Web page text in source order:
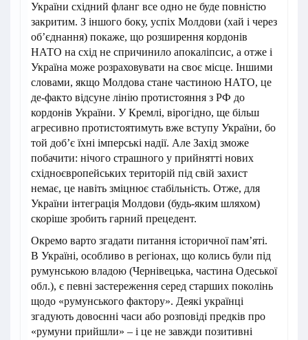
України східний фланг все одно не буде повністю
закритим. З іншого боку, успіх Молдови (хай і через
об’єднання) покаже, що розширення кордонів
НАТО на схід не спричинило апокаліпсис, а отже і
Україна може розраховувати на своє місце. Іншими
словами, якщо Молдова стане частиною НАТО, це
де-факто відсуне лінію протистояння з РФ до
кордонів України. У Кремлі, вірогідно, ще більш
агресивно протистоятимуть вже вступу України, бо
той доб’є їхні імперські надії. Але Захід зможе
побачити: нічого страшного у прийнятті нових
східноєвропейських територій під свій захист
немає, це навіть зміцнює стабільність. Отже, для
України інтеграція Молдови (будь-яким шляхом)
скоріше зробить гарний прецедент.
Окремо варто згадати питання історичної пам’яті.
В Україні, особливо в регіонах, що колись були під
румунською владою (Чернівецька, частина Одеської
обл.), є певні застереження серед старших поколінь
щодо «румунського фактору». Деякі українці
згадують довоєнні часи або розповіді предків про
«румуни прийшли» – і це не завжди позитивні